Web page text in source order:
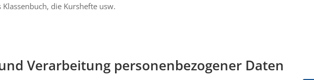
die Kurshefte usw.
Verarbeitung personenbezogener Daten